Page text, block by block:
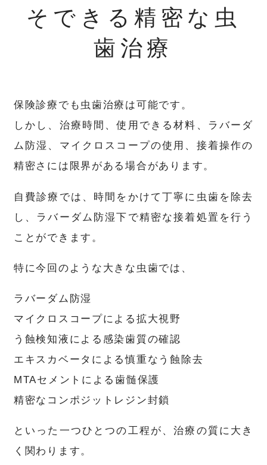
そできる精密な虫
歯治療
保険診療でも虫歯治療は可能です。
しかし、治療時間、使用できる材料、ラバーダ
ム防湿、マイクロスコープの使用、接着操作の
精密さには限界がある場合があります。
自費診療では、時間をかけて丁寧に虫歯を除去
し、ラバーダム防湿下で精密な接着処置を行う
ことができます。
特に今回のような大きな虫歯では、
ラバーダム防湿
マイクロスコープによる拡大視野
う蝕検知液による感染歯質の確認
エキスカベータによる慎重なう蝕除去
MTAセメントによる歯髄保護
精密なコンポジットレジン封鎖
といった一つひとつの工程が、治療の質に大き
く関わります。